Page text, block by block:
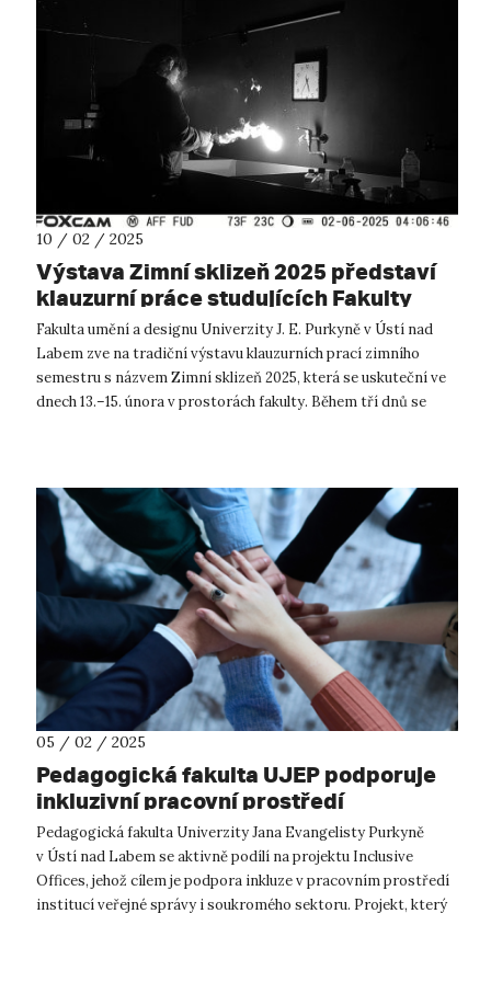
10 / 02 / 2025
Výstava Zimní sklizeň 2025 představí
klauzurní práce studujících Fakulty
umění a designu UJEP
Fakulta umění a designu Univerzity J. E. Purkyně v Ústí nad
Labem zve na tradiční výstavu klauzurních prací zimního
semestru s názvem Zimní sklizeň 2025, která se uskuteční ve
dnech 13.–15. února v prostorách fakulty. Během tří dnů se
05 / 02 / 2025
Pedagogická fakulta UJEP podporuje
inkluzivní pracovní prostředí
Pedagogická fakulta Univerzity Jana Evangelisty Purkyně
v Ústí nad Labem se aktivně podílí na projektu Inclusive
Offices, jehož cílem je podpora inkluze v pracovním prostředí
institucí veřejné správy i soukromého sektoru. Projekt, který